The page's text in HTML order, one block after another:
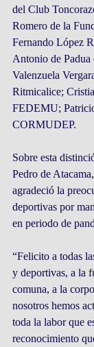
del Club
Romero de la
Fernando López
Antonio de
Valenzuela
Ritmicalice;
FEDEMU;
CORMUDEP.
Sobre esta
Pedro de
agradeció la
deportivas por
en periodo de
“Felicito a todas
y deportivas, a la
comuna, a la
nosotros hemos
toda la labor que
reconocimiento